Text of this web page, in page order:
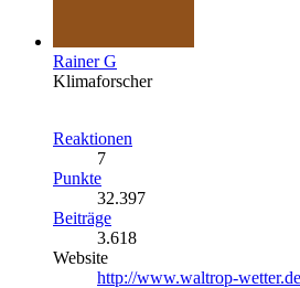
Rainer G
Klimaforscher
Reaktionen
7
Punkte
32.397
Beiträge
3.618
Website
http://www.waltrop-wetter.de